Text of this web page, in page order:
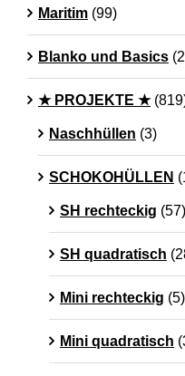
Maritim (99)
Blanko und Basics
★ PROJEKTE ★
Naschhüllen (3)
SCHOKOHÜLLEN
SH rechteckig (57)
SH quadratisch
Mini rechteckig (5)
Mini quadratisch